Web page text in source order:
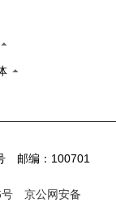
邮编：100701
京公网安备